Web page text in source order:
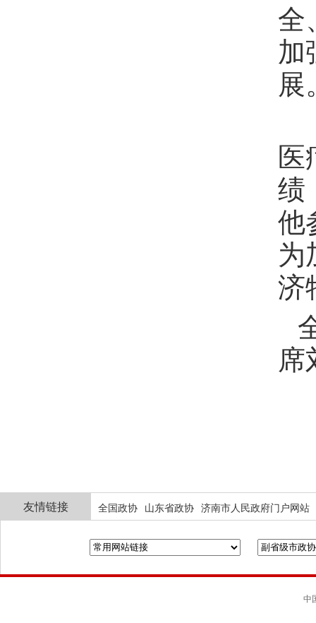
全
加
展
绩
他
为
济
席
友情链接 全国政协 山东省政协 济南市人民政府门户网站
中